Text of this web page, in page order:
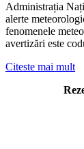
Administrația
alerte
fenomenele
avertizări este
Citeste mai mult